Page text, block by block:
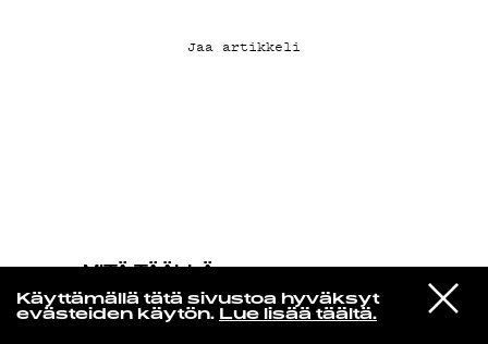
Käyttämällä tätä sivustoa hyväksyt
evästeiden käytön. Lue lisää täältä.
VIESTI
STUDIOON
MITÄ TÄÄLLÄ
Feist
Of Womankind
Jaa artikkeli